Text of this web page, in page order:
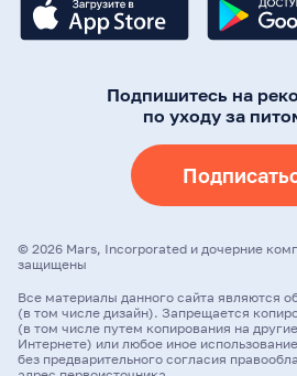
Подпишитесь на
по уходу за
© 2026 Mars, Incorporated и дочерние
защищены
Все материалы данного сайта являются
(в том числе дизайн). Запрещается
(в том числе путем копирования на
Интернете) или любое иное
без предварительного согласия